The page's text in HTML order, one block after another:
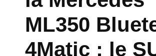
ML350
4Matic : le